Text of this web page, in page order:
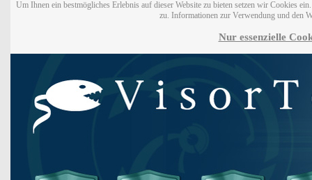
Um Ihnen ein bestmögliches Erlebnis auf dieser Website zu bieten setzen wir Cookies
zu. Informationen zur Verwendung und den
Nur essenzielle